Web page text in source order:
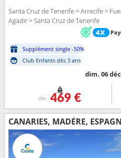
Santa Cruz de Tenerife > Arrecife >
Agadir > Santa Cruz de Tenerife
Supplément single -50%
Club Enfants dès 3 ans
dim. 06
dès 469 €
CANARIES, MADÈRE,